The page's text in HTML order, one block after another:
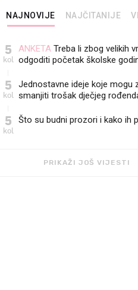
NAJNOVIJE NAJČITANIJE
5
kol
ANKETA Treba li zbog velikih
odgoditi početak školske
5
kol
Jednostavne ideje koje mogu
smanjiti trošak dječjeg
5
kol
Što su budni prozori i kako ih
PRIKAŽI JOŠ VIJESTI